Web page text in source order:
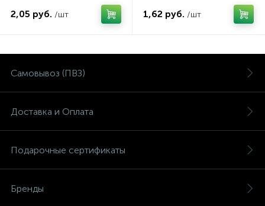
2,05 руб. /шт 1,62 руб. /шт
Самовывоз (ПВЗ)
Доставка и Оплата
Подарочные сертификаты
Бренды